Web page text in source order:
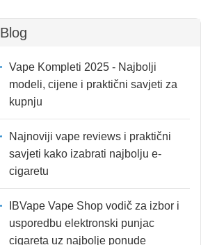
Blog
Vape Kompleti 2025 - Najbolji
modeli, cijene i praktični savjeti za
kupnju
Najnoviji vape reviews i praktični
savjeti kako izabrati najbolju e-
cigaretu
IBVape Vape Shop vodič za izbor i
usporedbu elektronski punjac
cigareta uz najbolje ponude